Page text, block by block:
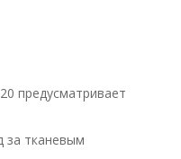
предусматривает
за тканевым